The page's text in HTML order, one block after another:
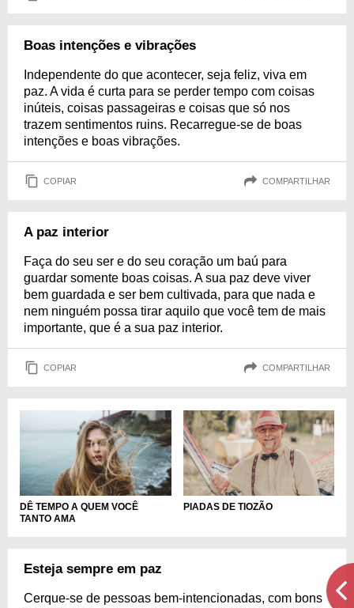
Boas intenções e vibrações
Independente do que acontecer, seja feliz, viva em
paz. A vida é curta para se perder tempo com coisas
inúteis, coisas passageiras e coisas que só nos
trazem sentimentos ruins. Recarregue-se de boas
intenções e boas vibrações.
COPIAR COMPARTILHAR
A paz interior
Faça do seu ser e do seu coração um baú para
guardar somente boas coisas. A sua paz deve viver
bem guardada e ser bem cultivada, para que nada e
nem ninguém possa tirar aquilo que você tem de mais
importante, que é a sua paz interior.
COPIAR COMPARTILHAR
DÊ TEMPO A QUEM VOCÊ
TANTO AMA
PIADAS DE TIOZÃO
Esteja sempre em paz
Cerque-se de pessoas bem-intencionadas, com bons